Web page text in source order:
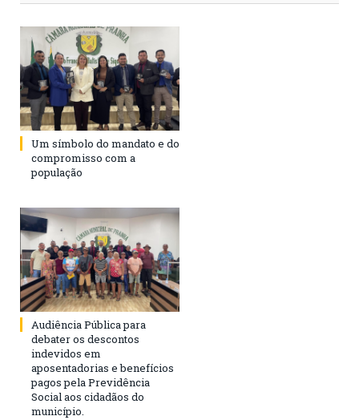
Um símbolo do mandato e do
compromisso com a
população
Audiência Pública para
debater os descontos
indevidos em
aposentadorias e benefícios
pagos pela Previdência
Social aos cidadãos do
município.